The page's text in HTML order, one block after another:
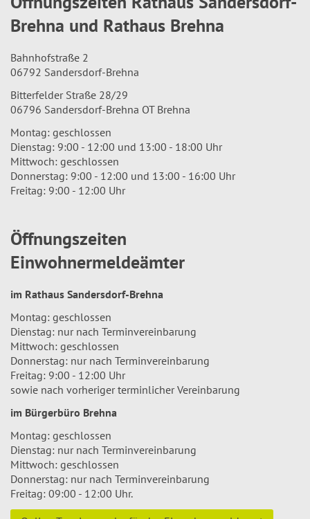
Brehna und Rathaus Brehna
Bahnhofstraße 2
06792 Sandersdorf-Brehna
Bitterfelder Straße 28/29
06796 Sandersdorf-Brehna OT Brehna
Montag: geschlossen
Dienstag: 9:00 - 12:00 und 13:00 - 18:00 Uhr
Mittwoch: geschlossen
Donnerstag: 9:00 - 12:00 und 13:00 - 16:00 Uhr
Freitag: 9:00 - 12:00 Uhr
Öffnungszeiten
Einwohnermeldeämter
im Rathaus Sandersdorf-Brehna
Montag: geschlossen
Dienstag: nur nach Terminvereinbarung
Mittwoch: geschlossen
Donnerstag: nur nach Terminvereinbarung
Freitag: 9:00 - 12:00 Uhr
sowie nach vorheriger terminlicher Vereinbarung
im Bürgerbüro Brehna
Montag: geschlossen
Dienstag: nur nach Terminvereinbarung
Mittwoch: geschlossen
Donnerstag: nur nach Terminvereinbarung
Freitag: 09:00 - 12:00 Uhr.